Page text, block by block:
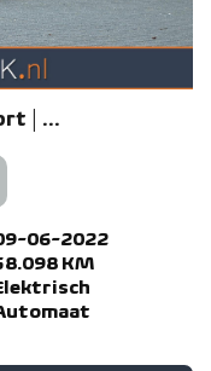
| ...
06-2022
KM